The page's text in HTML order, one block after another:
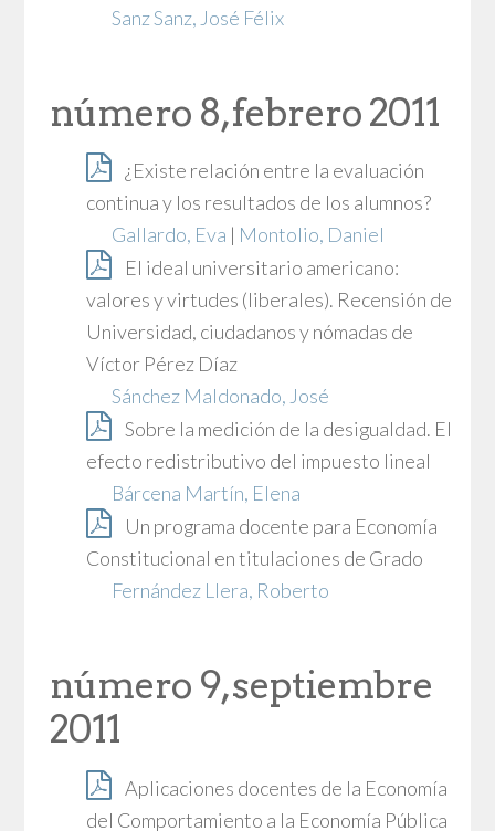
Sanz Sanz, José Félix
número 8, febrero 2011
¿Existe relación entre la evaluación
continua y los resultados de los alumnos?
Gallardo, Eva | Montolio, Daniel
El ideal universitario americano:
valores y virtudes (liberales). Recensión de
Universidad, ciudadanos y nómadas de
Víctor Pérez Díaz
Sánchez Maldonado, José
Sobre la medición de la desigualdad. El
efecto redistributivo del impuesto lineal
Bárcena Martín, Elena
Un programa docente para Economía
Constitucional en titulaciones de Grado
Fernández Llera, Roberto
número 9, septiembre
2011
Aplicaciones docentes de la Economía
del Comportamiento a la Economía Pública